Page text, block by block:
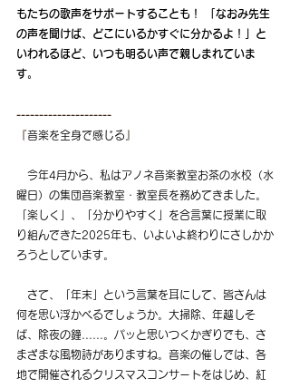
もたちの歌声をサポートすることも！ 「なおみ先生
の声を聞けば、どこにいるかすぐに分かるよ！」と
いわれるほど、いつも明るい声で親しまれていま
す。
---------------------
『音楽を全身で感じる
今年4月から、私はアノネ音楽教室お茶の水校（水
曜日）の集団音楽教室・教室長を務めてきました。
「楽しく」、「分かりやすく」を合言葉に授業に取
り組んできた2025年も、いよいよ終わりにさしかか
ろうとしています。
さて、「年末」という言葉を耳にして、皆さんは
何を思い浮かべるでしょうか。大掃除、年越しそ
ば、除夜の鐘......。パッと思いつくかぎりでも、さ
まざまな風物詩がありますね。音楽の催しでは、各
地で開催されるクリスマスコンサートをはじめ、紅